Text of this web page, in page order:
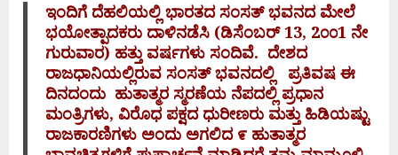
ಇಂದಿಗೆ ದೆಹಲಿಯಲ್ಲಿ ಭಾರತದ ಸಂಸತ್ ಭವನದ ಮೇಲೆ
ಭಯೋತ್ಪಾದಕರು ದಾಳಿನಡೆಸಿ (ಡಿಸೆಂಬರ್ 13, 2೦೦1 ನೇ
ಗುರುವಾರ) ಹತ್ತು ವರ್ಷಗಳು ಸಂದಿವೆ. ದೇಶದ
ರಾಜಧಾನಿಯಲ್ಲಿರುವ ಸಂಸತ್ ಭವನದಲ್ಲಿ ಪ್ರತಿವಷ ಈ
ದಿನದಂದು ಹುತಾತ್ಮರ ಸ್ಮರಣೆಯ ನೆಪದಲ್ಲಿ ಪ್ರಧಾನ
ಮಂತ್ರಿಗಳು, ವಿರೊಧ ಪಕ್ಷದ ಧುರೀಣರು ಮತ್ತು ಹಿಡಿಯಷ್ಟು
ರಾಜಕಾರಣಿಗಳು ಅಂದು ಅಗಲಿದ ೯ ಹುತಾತ್ಮರ